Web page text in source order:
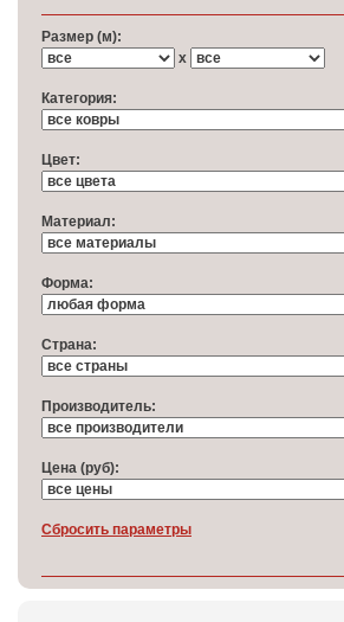
Размер (м):
x
Категория:
Цвет:
Материал:
Форма:
Cтрана:
Производитель:
Цена (руб):
Cбросить параметры